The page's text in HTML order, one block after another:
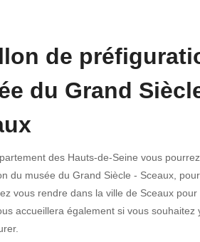
de
du Grand
des Hauts-de-Seine vous
du musée du Grand Siècle - Sceaux,
vous rendre dans la ville de Sceaux pour
accueillera également si vous souhaitez